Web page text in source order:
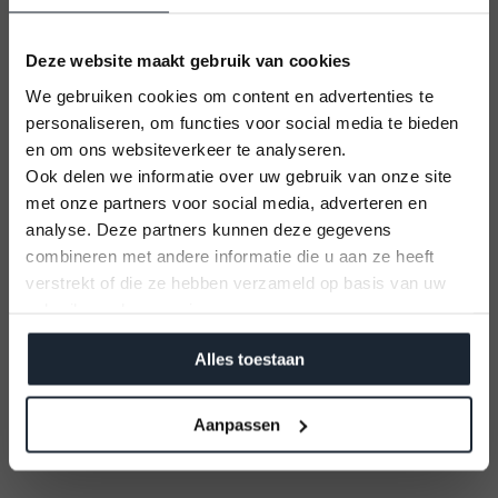
Deze website maakt gebruik van cookies
We gebruiken cookies om content en advertenties te
personaliseren, om functies voor social media te bieden
en om ons websiteverkeer te analyseren.
Ook delen we informatie over uw gebruik van onze site
met onze partners voor social media, adverteren en
analyse. Deze partners kunnen deze gegevens
combineren met andere informatie die u aan ze heeft
verstrekt of die ze hebben verzameld op basis van uw
Alles toestaan
Aanpassen
U kunt alleen nog plekken reserveren op
12 September 2026
Vaarbewijs cursus
Kom alles leren voor je vaaravontuur!
Meld je aan
Kom langsvoor een
adviesgesprek in onze
inspirerendeshowroom
Direct een afspraak maken
Maandag - Vrijdag:
Zaterdag:
09:00 - 16:00